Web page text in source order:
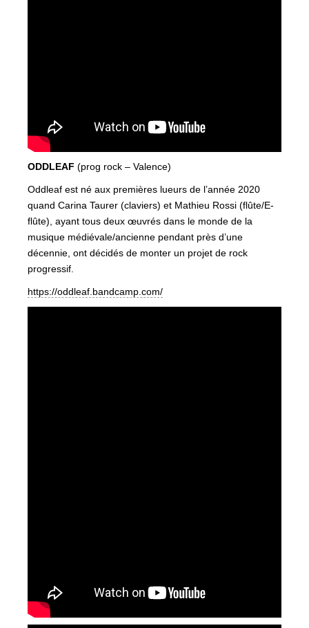
ODDLEAF (prog rock – Valence)
Oddleaf est né aux premières lueurs de l’année 2020
quand Carina Taurer (claviers) et Mathieu Rossi (flûte/E-
flûte), ayant tous deux œuvrés dans le monde de la
musique médiévale/ancienne pendant près d’une
décennie, ont décidés de monter un projet de rock
progressif.
https://oddleaf.bandcamp.com/